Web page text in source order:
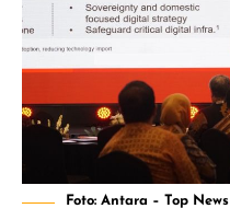
Foto: Antara – Top News